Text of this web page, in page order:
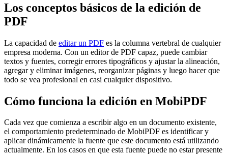
Los conceptos básicos de la edición de
PDF
La capacidad de editar un PDF es la columna vertebral de cualquier
empresa moderna. Con un editor de PDF capaz, puede cambiar
textos y fuentes, corregir errores tipográficos y ajustar la alineación,
agregar y eliminar imágenes, reorganizar páginas y luego hacer que
todo se vea profesional en casi cualquier dispositivo.
Cómo funciona la edición en MobiPDF
Cada vez que comienza a escribir algo en un documento existente,
el comportamiento predeterminado de MobiPDF es identificar y
aplicar dinámicamente la fuente que este documento está utilizando
actualmente. En los casos en que esta fuente puede no estar presente